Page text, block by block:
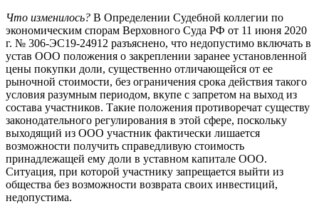
Что изменилось? В Определении Судебной коллегии по
экономическим спорам Верховного Суда РФ от 11 июня 2020
г. № 306-ЭС19-24912 разъяснено, что недопустимо включать в
устав ООО положения о закреплении заранее установленной
цены покупки доли, существенно отличающейся от ее
рыночной стоимости, без ограничения срока действия такого
условия разумным периодом, вкупе с запретом на выход из
состава участников. Такие положения противоречат существу
законодательного регулирования в этой сфере, поскольку
выходящий из ООО участник фактически лишается
возможности получить справедливую стоимость
принадлежащей ему доли в уставном капитале ООО.
Ситуация, при которой участнику запрещается выйти из
общества без возможности возврата своих инвестиций,
недопустима.